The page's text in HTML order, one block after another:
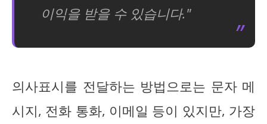
이익을 받을 수 있습니다."
의사표시를 전달하는 방법으로는 문자 메
시지, 전화 통화, 이메일 등이 있지만, 가장